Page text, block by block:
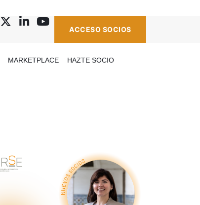
ACCESO SOCIOS
MARKETPLACE HAZTE SOCIO